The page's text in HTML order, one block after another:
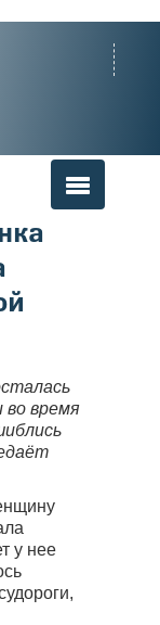
во время
у нее